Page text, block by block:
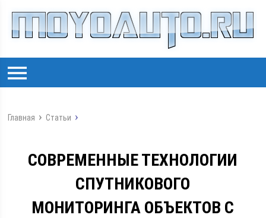
Главная Статьи
СОВРЕМЕННЫЕ ТЕХНОЛОГИИ
СПУТНИКОВОГО
МОНИТОРИНГА ОБЪЕКТОВ С